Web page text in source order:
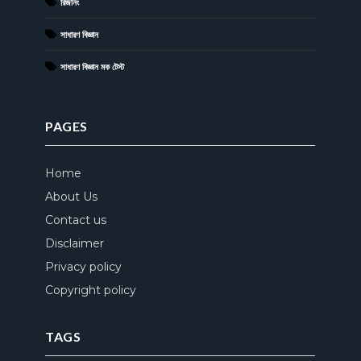
সাধারণ বিজ্ঞান
সাধারণ বিজ্ঞান মক টেস্ট
PAGES
Home
About Us
Contact us
Disclaimer
Privacy policy
Copyright policy
TAGS